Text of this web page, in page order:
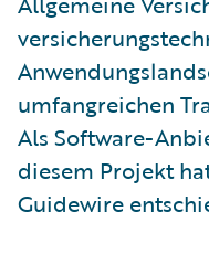
umfangreichen
Als Software-
diesem Projekt
Guidewire